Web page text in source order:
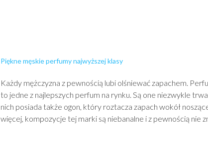
Piękne męskie perfumy najwyższej klasy
Każdy mężczyzna z pewnością lubi olśniewać zapachem.
to jedne z najlepszych perfum na rynku. Są one niezwykle
nich posiada także ogon, który roztacza zapach wokół
więcej, kompozycje tej marki są niebanalne i z pewnością nie